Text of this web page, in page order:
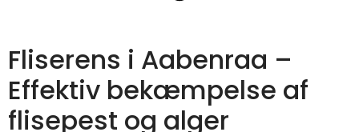
Fliserens i Aabenraa –
Effektiv bekæmpelse af
flisepest og alger